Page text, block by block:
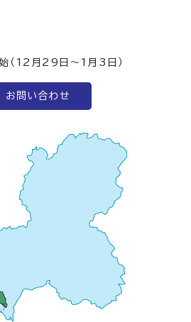
始（12月29日～1月3日）
お問い合わせ